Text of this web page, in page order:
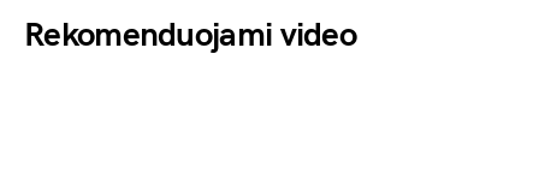
Rekomenduojami video